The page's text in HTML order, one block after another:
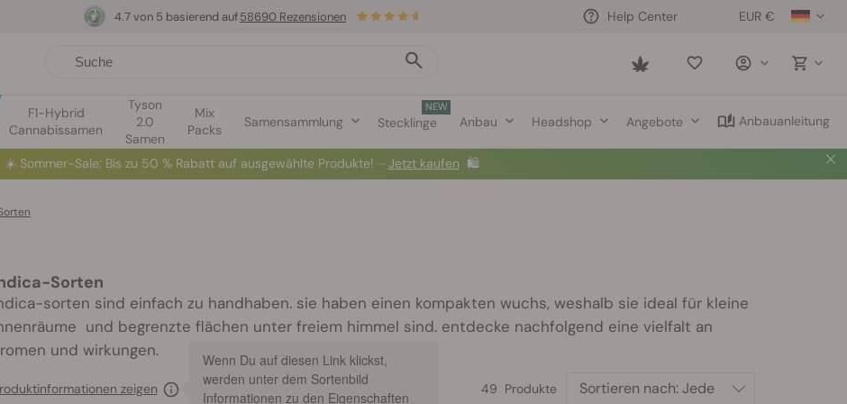
EUR €
Help Center
Saved
F1-Hybrid
Cannabissamen
Tyson
2.0
Samen
Mix
Packs
Samensammlung
NEW
Stecklinge Anbau Headshop Angebote Anbauanleitung
4.7 von 5 basierend auf58690 Rezensionen
☀️Sommer-Sale: Bis zu 50 % Rabatt auf ausgewählte Produkte! ⏤ Jetzt kaufen 🛍️
Sorten
sorten sind einfach zu handhaben. sie haben einen kompakten wuchs, weshalb sie ideal für kleine
und begrenzte flächen unter freiem himmel sind. entdecke nachfolgend eine vielfalt an
und wirkungen.
zeigen
Wenn Du auf diesen Link klickst,
werden unter dem Sortenbild
Informationen zu den Eigenschaften
49 Produkte Sortieren nach:Jede